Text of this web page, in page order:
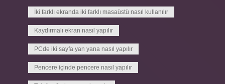
İki farklı ekranda iki farklı masaüstü nasıl kullanılır
Kaydırmalı ekran nasıl yapılır
PCde iki sayfa yan yana nasıl yapılır
Pencere içinde pencere nasıl yapılır